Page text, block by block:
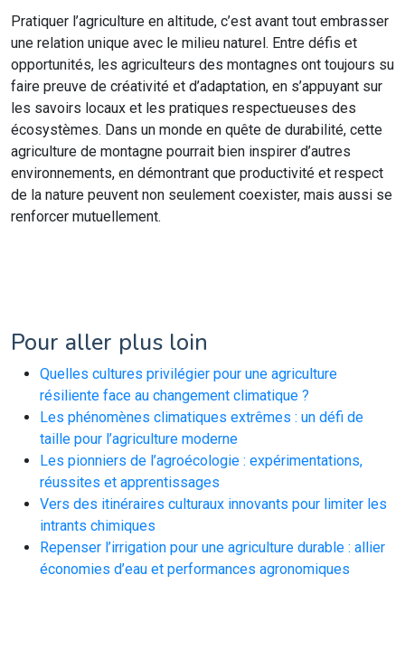
Pratiquer l’agriculture en altitude, c’est avant tout embrasser
une relation unique avec le milieu naturel. Entre défis et
opportunités, les agriculteurs des montagnes ont toujours su
faire preuve de créativité et d’adaptation, en s’appuyant sur
les savoirs locaux et les pratiques respectueuses des
écosystèmes. Dans un monde en quête de durabilité, cette
agriculture de montagne pourrait bien inspirer d’autres
environnements, en démontrant que productivité et respect
de la nature peuvent non seulement coexister, mais aussi se
renforcer mutuellement.
Pour aller plus loin
Quelles cultures privilégier pour une agriculture
résiliente face au changement climatique ?
Les phénomènes climatiques extrêmes : un défi de
taille pour l’agriculture moderne
Les pionniers de l’agroécologie : expérimentations,
réussites et apprentissages
Vers des itinéraires culturaux innovants pour limiter les
intrants chimiques
Repenser l’irrigation pour une agriculture durable : allier
économies d’eau et performances agronomiques